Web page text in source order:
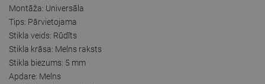
Montāža: Universāla
Tips: Pārvietojama
Stikla veids: Rūdīts
Stikla krāsa: Melns raksts
Stikla biezums: 5 mm
Apdare: Melns